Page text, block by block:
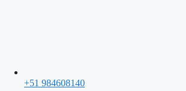
+51 984608140